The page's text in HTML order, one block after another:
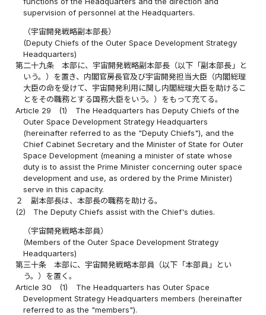
supervision of personnel at the Headquarters.
（宇宙開発戦略副本部長）
(Deputy Chiefs of the Outer Space Development Strategy
Headquarters)
第二十九条
本部に、宇宙開発戦略副本部長（以下「副本部長」と
いう。）を置き、内閣官房長官及び宇宙開発担当大臣（内閣総理
大臣の命を受けて、宇宙開発利用に関し内閣総理大臣を助けるこ
とをその職務とする国務大臣をいう。）をもって充てる。
Article 29
(1)
The Headquarters has Deputy Chiefs of the
Outer Space Development Strategy Headquarters
(hereinafter referred to as the "Deputy Chiefs"), and the
Chief Cabinet Secretary and the Minister of State for Outer
Space Development (meaning a minister of state whose
duty is to assist the Prime Minister concerning outer space
development and use, as ordered by the Prime Minister)
serve in this capacity.
２
副本部長は、本部長の職務を助ける。
(2)
The Deputy Chiefs assist with the Chief's duties.
（宇宙開発戦略本部員）
(Members of the Outer Space Development Strategy
Headquarters)
第三十条
本部に、宇宙開発戦略本部員（以下「本部員」とい
う。）を置く。
Article 30
(1)
The Headquarters has Outer Space
Development Strategy Headquarters members (hereinafter
referred to as the "members").